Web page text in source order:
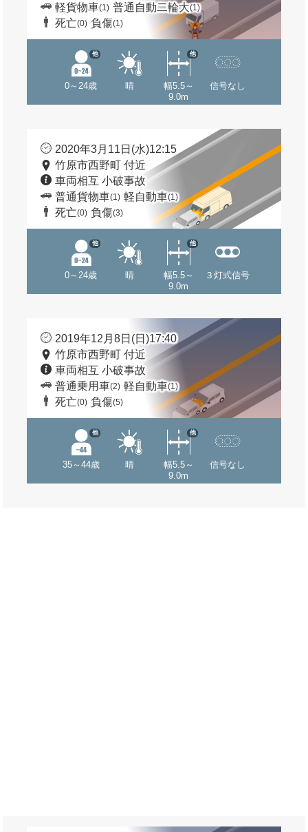
軽貨物車(1) 普通自動二輪大(1)
死亡(0) 負傷(1)
0～24歳
他
晴
幅5.5～
9.0m
他
信号なし
2020年3月11日(水)12:15
竹原市西野町 付近
車両相互 小破事故
普通貨物車(1) 軽自動車(1)
死亡(0) 負傷(3)
0～24歳
他
晴
幅5.5～
9.0m
他
３灯式信号
2019年12月8日(日)17:40
竹原市西野町 付近
車両相互 小破事故
普通乗用車(2) 軽自動車(1)
死亡(0) 負傷(5)
35～44歳
他
晴
幅5.5～
9.0m
他
信号なし